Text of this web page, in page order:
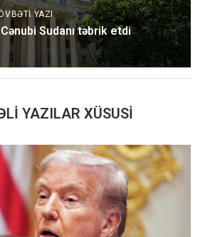
YAZI
Sudanı təbrik etdi
YAZILAR XÜSUSI